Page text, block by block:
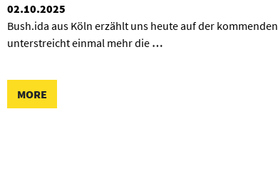
02.10.2025
Bush.ida aus Köln erzählt uns heute auf der
unterstreicht einmal mehr die …
MORE